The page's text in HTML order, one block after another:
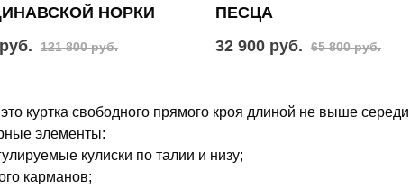
НОРКИ
121 800 руб.
ПЕСЦА
32 900 руб.
65 800 руб.
куртка свободного прямого кроя длиной не выше
элементы:
кулиски по талии и низу;
карманов;